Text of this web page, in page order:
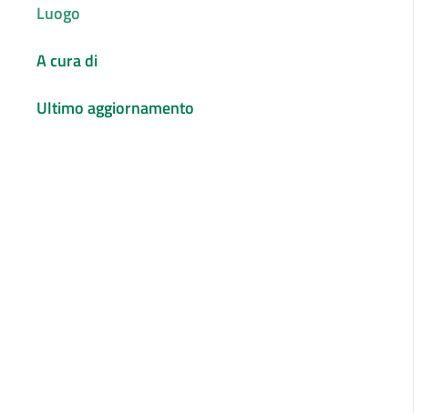
Luogo
A cura di
Ultimo aggiornamento